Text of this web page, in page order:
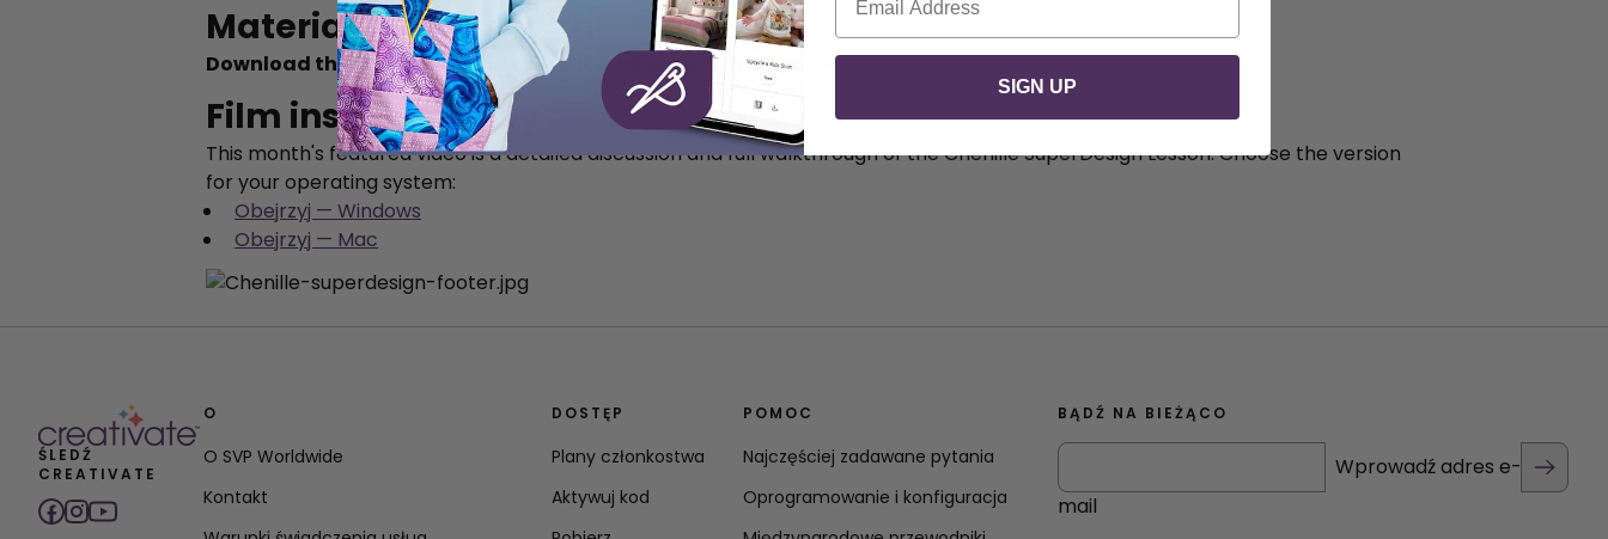
Materiały dydaktyczne
Download the full lesson guide to follow along step by step: Download the Chenille SuperDesign Lesson
Film instruktażowy
This month's featured video is a detailed discussion and full walkthrough of the Chenille SuperDesign Lesson. Choose the version
for your operating system:
Obejrzyj — Windows
Obejrzyj — Mac
ŚLEDŹ
CREATIVATE
O
O SVP Worldwide
Kontakt
DOSTĘP
Plany członkostwa
Aktywuj kod
POMOC
Najczęściej zadawane pytania
Oprogramowanie i konfiguracja
BĄDŹ NA BIEŻĄCO
Wprowadź adres e-
mail
SIGN UP